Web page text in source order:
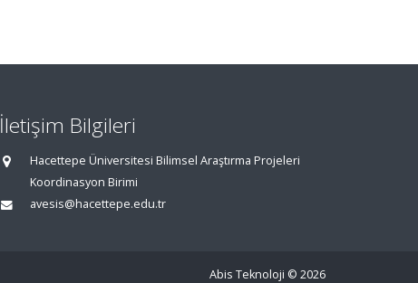
İletişim Bilgileri
Hacettepe Üniversitesi Bilimsel Araştırma Projeleri
Koordinasyon Birimi
avesis@hacettepe.edu.tr
Abis Teknoloji © 2026